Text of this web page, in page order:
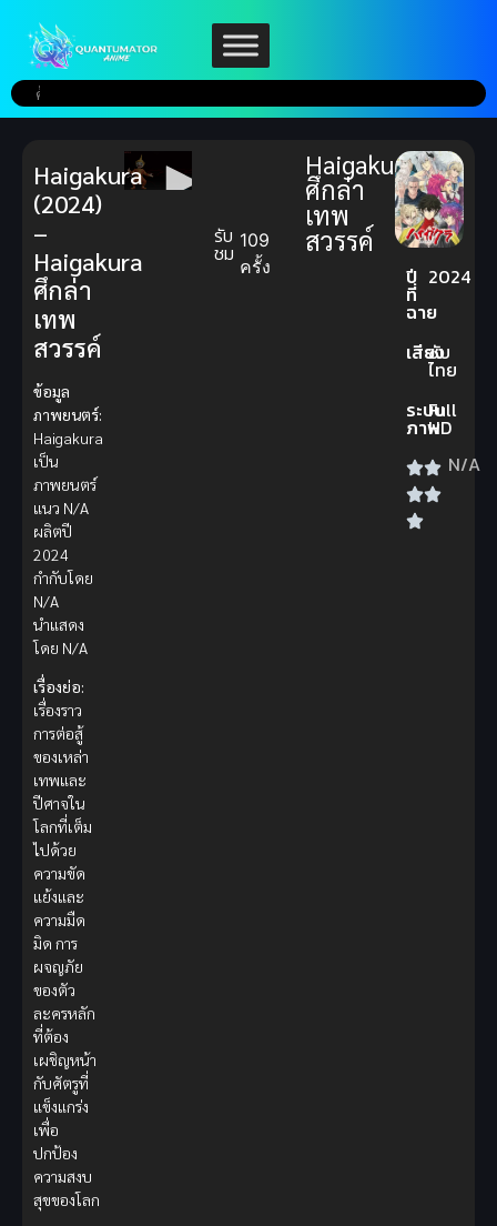
รับ
ชม 109
ครั้ง
Haigakura
ศึกล่า
เทพ
สวรรค์
ปี
ที่
ฉาย
2024
เสียง
ซับ
ไทย
ระบบ
ภาพ
Full
HD
N/A
Haigakura
(2024)
–
Haigakura
ศึกล่า
เทพ
สวรรค์
ข้อมูล
ภาพยนตร์:
Haigakura
เป็น
ภาพยนตร์
แนว N/A
ผลิตปี
2024
กำกับโดย
N/A
นำแสดง
โดย N/A
เรื่องย่อ:
เรื่องราว
การต่อสู้
ของเหล่า
เทพและ
ปีศาจใน
โลกที่เต็ม
ไปด้วย
ความขัด
แย้งและ
ความมืด
มิด การ
ผจญภัย
ของตัว
ละครหลัก
ที่ต้อง
เผชิญหน้า
กับศัตรูที่
แข็งแกร่ง
เพื่อ
ปกป้อง
ความสงบ
สุขของโลก